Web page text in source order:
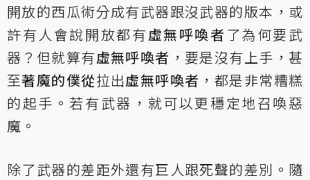
開放的西瓜術分成有武器跟沒武器的版本，或
許有人會說開放都有虛無呼喚者 了為何要武
器？但就算有虛無呼喚者 ，要是沒有上手，甚
至著魔的僕從拉出虛無呼喚者 ，都是非常糟糕
的起手。若有武器，就可以更穩定地召喚惡
魔。
除了武器的差距外還有巨人跟死聲的差別。隨